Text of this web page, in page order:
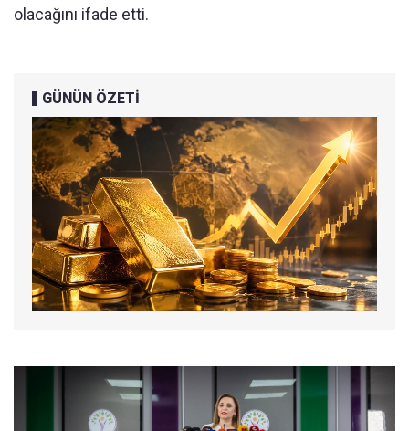
olacağını ifade etti.
GÜNÜN ÖZETİ